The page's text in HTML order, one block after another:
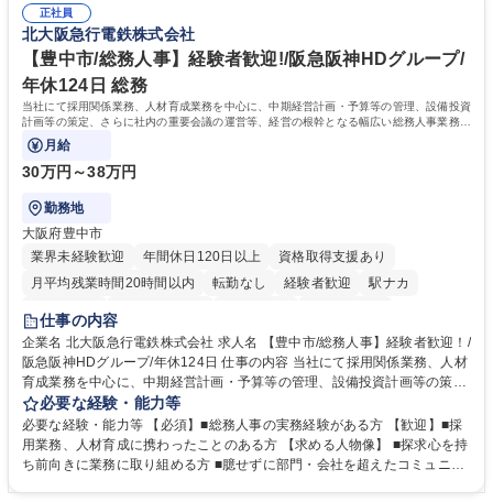
でも質問・相談できる環境が整っているため、安心して成長できます。 募
集職種 【森ビルG】人事・総務◆賞与5ヶ月◆年休120日◆残業少なめ◆
リモート可
務に挑戦できるため、自身の成長と組織への貢献度をダイレクトに実感で
きます。 残業少なめ、週1日リモート可など、ワークライフバランスを保
ち長期活躍できる環境です。 「これまでの幅広い経験を活かし、長期的な
キャリアを築きたい」という前向きな意欲と挑戦を全力で応援します。 学
歴・資格 学歴：大学院 大学 高専 短大 専修学校 高校 語学力： 資格：日商
簿記検定1級 日商簿記検定2級 日商簿記検定3級
正社員
北大阪急行電鉄株式会社
【豊中市/総務人事】経験者歓迎!/阪急阪神HDグループ/
年休124日 総務
当社にて採用関係業務、人材育成業務を中心に、中期経営計画・予算等の管理、設備投資
計画等の策定、さらに社内の重要会議の運営等、経営の根幹となる幅広い総務人事業務全
般を担当していただきます。
月給
30万円～38万円
勤務地
大阪府豊中市
業界未経験歓迎
年間休日120日以上
資格取得支援あり
月平均残業時間20時間以内
転勤なし 経験者歓迎
駅ナカ
退職金あり
土日祝休み
服装自由 昼食補助あり 食事補助あり
仕事の内容
企業名 北大阪急行電鉄株式会社 求人名 【豊中市/総務人事】経験者歓迎！/
阪急阪神HDグループ/年休124日 仕事の内容 当社にて採用関係業務、人材
育成業務を中心に、中期経営計画・予算等の管理、設備投資計画等の策
定、さらに社内の重要会議の運営等、経営の根幹となる幅広い総務人事業
務全般を担当していただきます。 【主な業務内容】 ■採用関係業務および
人材育成(社員研修)業務の推進 ■中期経営計画および予算等の管理 ■設備
投資計画等の策定 ■社内の重要会議の運営 ■その他総務人事業務全般 【入
必要な経験・能力等
必要な経験・能力等 【必須】■総務人事の実務経験がある方 【歓迎】■採
用業務、人材育成に携わったことのある方 【求める人物像】 ■探求心を持
ち前向きに業務に取り組める方 ■臆せずに部門・会社を超えたコミュニケ